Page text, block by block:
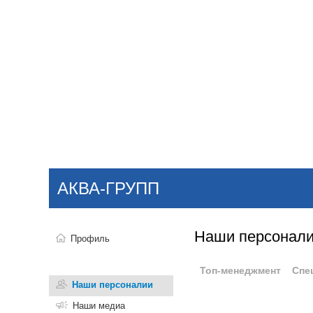
Поиск
НОВОСТИ СТАТЬИ
АКВА-ГРУПП
Профиль
Наши персоналии
Наши медиа
Наши
Топ-менеджмент